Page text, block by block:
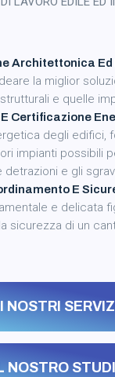
Architettonica
la miglior
e quelle
Certificazione
degli edifici,
impianti possibili
detrazioni e gli
E
e delicata
sicurezza di un
I NOSTRI SERVIZI
NOSTRO